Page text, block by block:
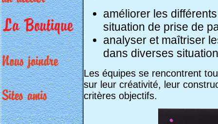
améliorer les
situation de prise de
analyser et maîtriser
dans diverses
Les équipes se rencontrent
sur leur créativité, leur
critères objectifs.